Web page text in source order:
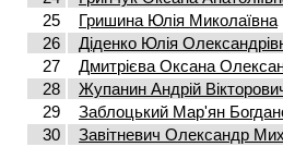
25
Гришина Юлія Миколаївна
26
Діденко Юлія
27
Дмитрієва Оксана
28
Жупанин Андрій
29
Заблоцький Мар'ян
30
Завітневич Олександр